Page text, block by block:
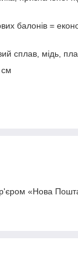
балонів =
сплав, мідь,
см
«Нова